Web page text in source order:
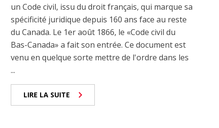
un Code civil, issu du droit français, qui marque sa
spécificité juridique depuis 160 ans face au reste
du Canada. Le 1er août 1866, le «Code civil du
Bas-Canada» a fait son entrée. Ce document est
venu en quelque sorte mettre de l'ordre dans les
...
LIRE LA SUITE